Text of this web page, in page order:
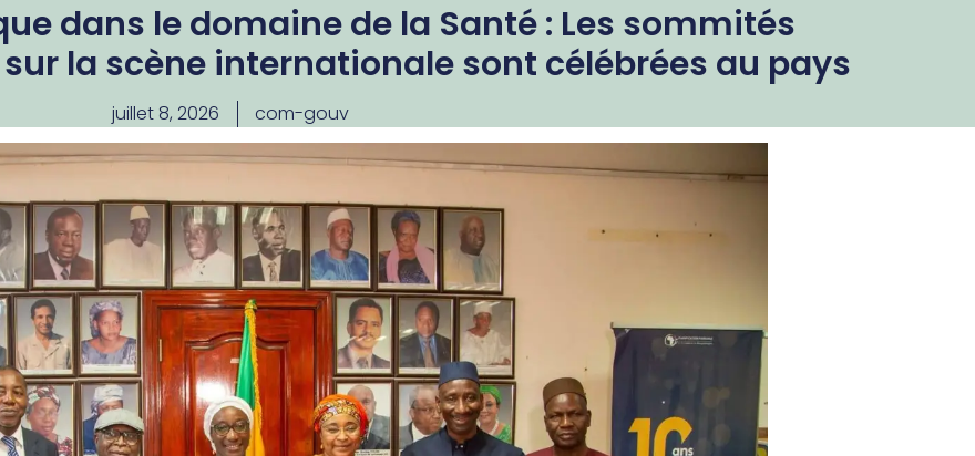
dans le domaine de la Santé : Les sommités
la scène internationale sont célébrées au pays
juillet 8, 2026 com-gouv